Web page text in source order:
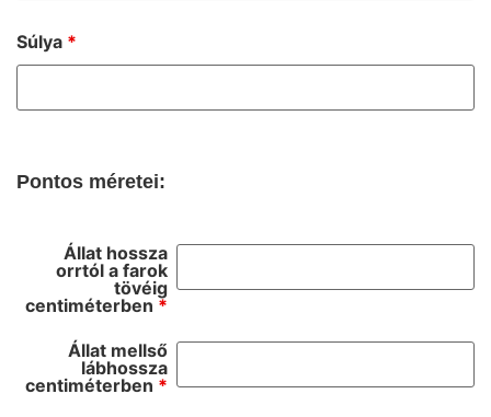
Súlya *
Pontos méretei:
Állat hossza
orrtól a farok
tövéig
centiméterben *
Állat mellső
lábhossza
centiméterben *